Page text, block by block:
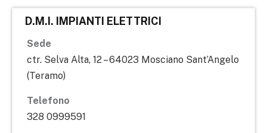
D.M.I. IMPIANTI ELETTRICI
Sede
ctr. Selva Alta, 12 – 64023 Mosciano Sant’Angelo
(Teramo)
Telefono
328 0999591